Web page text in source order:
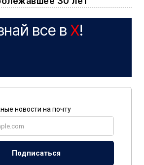
все в X!